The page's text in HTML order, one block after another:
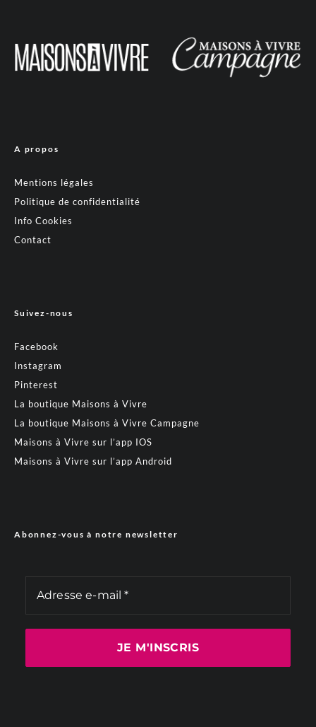
A propos
Mentions légales
Politique de confidentialité
Info Cookies
Contact
Suivez-nous
Facebook
Instagram
Pinterest
La boutique Maisons à Vivre
La boutique Maisons à Vivre Campagne
Maisons à Vivre sur l’app IOS
Maisons à Vivre sur l’app Android
Abonnez-vous à notre newsletter